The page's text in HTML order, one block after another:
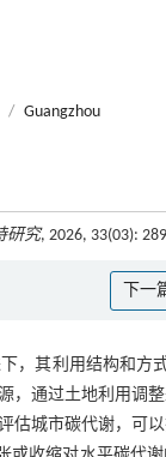
/ Guangzhou
研究, 2026, 33(03):
下一
，其利用结构和方
，通过土地利用调
估城市碳代谢，可